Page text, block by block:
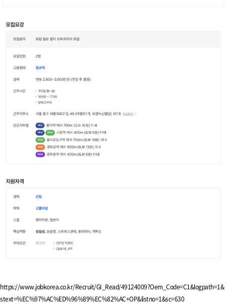
https://www.jobkorea.co.kr/Recruit/GI_Read/49124009?Oem_Code=C1&logpath=1&
stext=%EC%97%AC%ED%96%89%EC%82%AC+OP&listno=1&sc=630